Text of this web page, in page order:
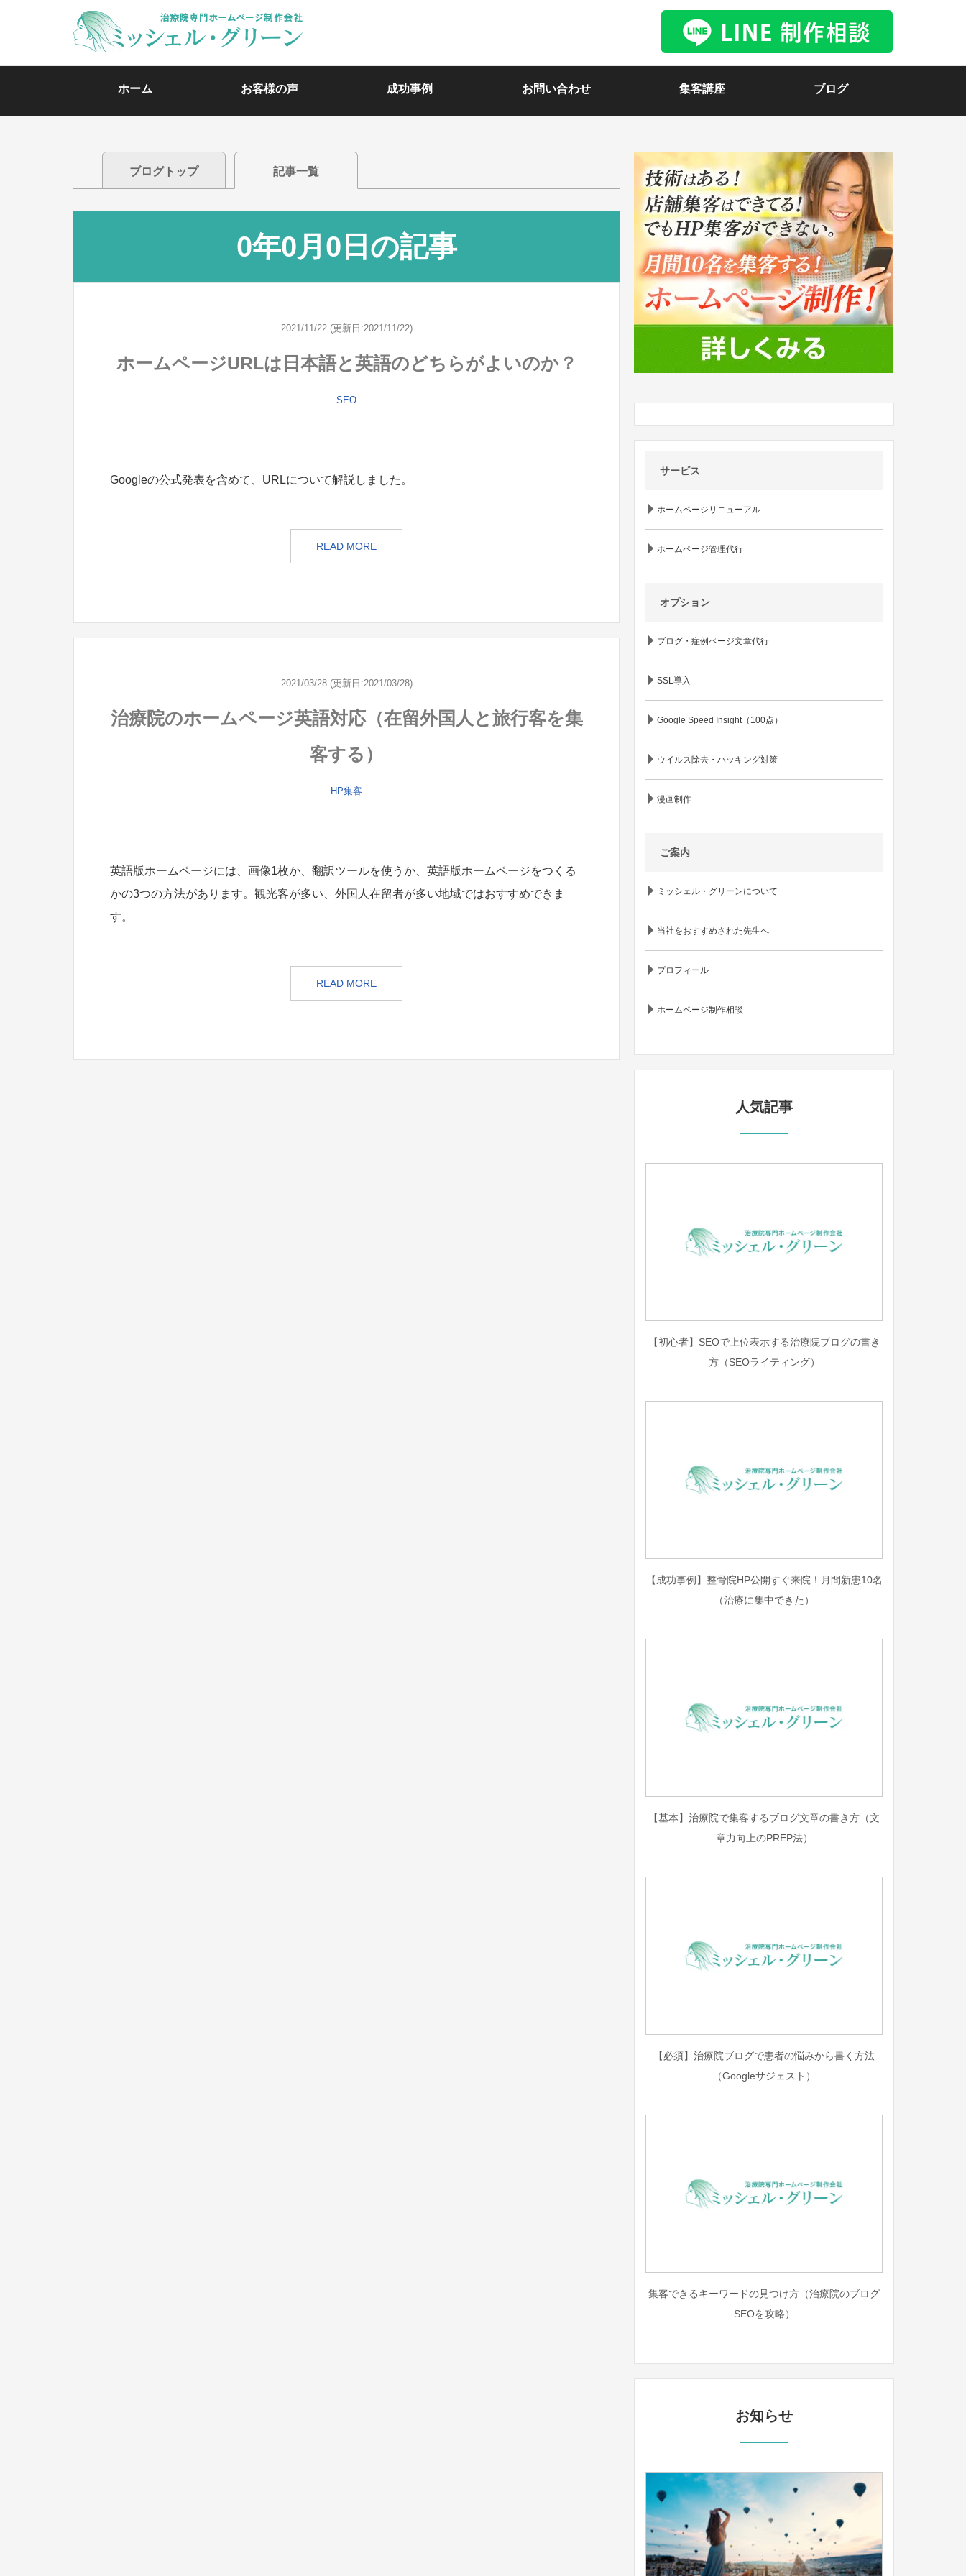
ホーム お客様の声 成功事例 お問い合わせ 集客講座 ブログ
ブログトップ 記事一覧
0年0月0日の記事
2021/11/22 (更新日:2021/11/22)
ホームページURLは日本語と英語のどちらがよいのか？
SEO
Googleの公式発表を含めて、URLについて解説しました。
READ MORE
2021/03/28 (更新日:2021/03/28)
治療院のホームページ英語対応（在留外国人と旅行客を集
客する）
HP集客
英語版ホームページには、画像1枚か、翻訳ツールを使うか、英語版ホームページをつくる
かの3つの方法があります。観光客が多い、外国人在留者が多い地域ではおすすめできま
す。
READ MORE
サービス
ホームページリニューアル
ホームページ管理代行
オプション
ブログ・症例ページ文章代行
SSL導入
Google Speed Insight（100点）
ウイルス除去・ハッキング対策
漫画制作
ご案内
ミッシェル・グリーンについて
当社をおすすめされた先生へ
プロフィール
ホームページ制作相談
人気記事
【初心者】SEOで上位表示する治療院ブログの書き
方（SEOライティング）
【成功事例】整骨院HP公開すぐ来院！月間新患10名
（治療に集中できた）
【基本】治療院で集客するブログ文章の書き方（文
章力向上のPREP法）
【必須】治療院ブログで患者の悩みから書く方法
（Googleサジェスト）
集客できるキーワードの見つけ方（治療院のブログ
SEOを攻略）
お知らせ